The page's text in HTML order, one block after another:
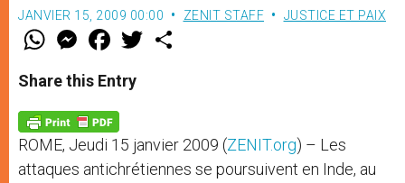
JANVIER 15, 2009 00:00 ZENIT STAFF JUSTICE ET PAIX
W
t
s
p
p
M
e
s
e
g
e
r
F
a
e
b
o
k
w
Share this Entry
ROME, Jeudi 15 janvier 2009 (ZENIT.org) – Les
attaques antichrétiennes se poursuivent en Inde, au